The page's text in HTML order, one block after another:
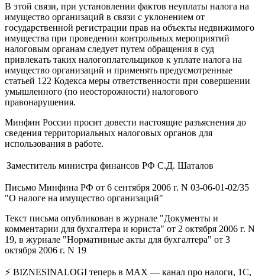
В этой связи, при установлении фактов неуплаты налога на
имущество организаций в связи с уклонением от
государственной регистрации прав на объекты недвижимого
имущества при проведении контрольных мероприятий
налоговым органам следует путем обращения в суд
привлекать таких налогоплательщиков к уплате налога на
имущество организаций и применять предусмотренные
статьей 122 Кодекса меры ответственности при совершении
умышленного (по неосторожности) налогового
правонарушения.
Минфин России просит довести настоящие разъяснения до
сведения территориальных налоговых органов для
использования в работе.
Заместитель министра финансов РФ С.Д. Шаталов
Письмо Минфина РФ от 6 сентября 2006 г. N 03-06-01-02/35
"О налоге на имущество организаций"
Текст письма опубликован в журнале "Документы и
комментарии для бухгалтера и юриста" от 2 октября 2006 г. N
19, в журнале "Нормативные акты для бухгалтера" от 3
октября 2006 г. N 19
⚡ BIZNESINALOGI теперь в MAX — канал про налоги, 1С,